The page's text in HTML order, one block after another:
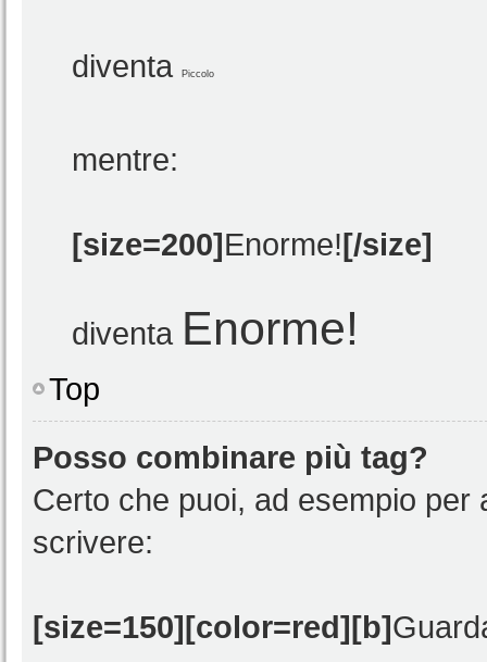
diventa Piccolo
mentre:
[size=200]Enorme![/size]
diventa Enorme!
Top
Posso combinare più tag?
Certo che puoi, ad esempio per
scrivere:
[size=150][color=red][b]